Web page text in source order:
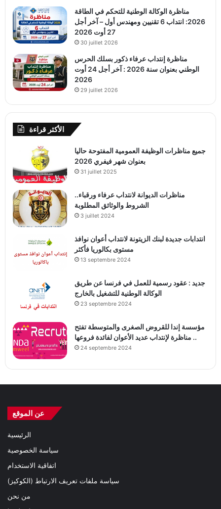
مناظرة الوكالة الوطنية للتحكم في الطاقة
2026: انتداب 6 تقنيين ومهندس أول – آخر أجل
27 أوت 2026
30 juillet 2026
مناظرة إنتداب عرفاء ذكور بسلك الحرس
الوطني بعنوان سنة 2026 : آخر أجل 24 أوت
2026
29 juillet 2026
الأكثر قراءة
جميع مناظرات الوظيفة العمومية المفتوحة حاليا
بعنوان شهر فيفري 2026
31 juillet 2025
مناظرات الديوانة لانتداب عرفاء ورقباء..
الشروط والوثائق المطلوبة
3 juillet 2024
انتدابات جديدة لبنك الزيتونة لانتداب أعوان نوافذ
مستوى بكالوريا فأكثر
13 septembre 2024
جديد : عقود رسمية للعمل في فرنسا عن طريق
الوكالة الوطنية للتشغيل بالخارج
23 septembre 2024
مؤسسة إندا للقروض الصغرى والمتوسطة تفتح
مناظرة لإنتداب عديد الأعوان لفائدة فروعها ..
24 septembre 2024
عن الموقع
الرئيسية
سياسة الخصوصية
اتفاقية الاستخدام
سياسة ملفات تعريف الارتباط (الكوكيز)
من نحن